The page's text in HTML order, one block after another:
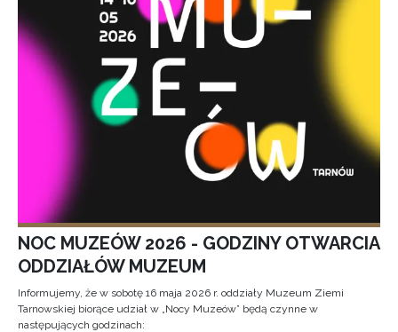
NOC MUZEÓW 2026 - GODZINY OTWARCIA
ODDZIAŁÓW MUZEUM
Informujemy, że w sobotę 16 maja 2026 r. oddziały Muzeum Ziemi
Tarnowskiej biorące udział w „Nocy Muzeów” będą czynne w
następujących godzinach: